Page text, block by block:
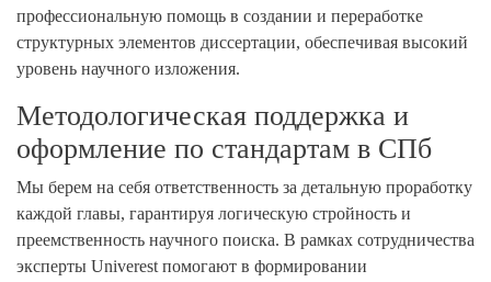
профессиональную помощь в создании и переработке
структурных элементов диссертации, обеспечивая высокий
уровень научного изложения.
Методологическая поддержка и
оформление по стандартам в СПб
Мы берем на себя ответственность за детальную проработку
каждой главы, гарантируя логическую стройность и
преемственность научного поиска. В рамках сотрудничества
эксперты Univerest помогают в формировании